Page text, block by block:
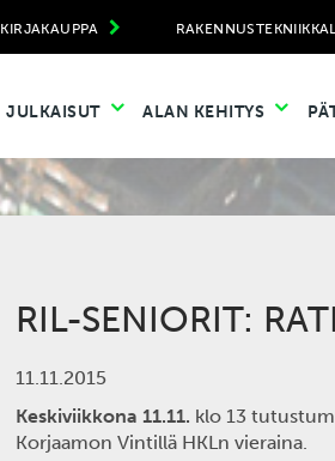
KIRJAKAUPPA
JULKAISUT ALAN KEHITYS
RIL-SENIORIT:
11.11.2015
Keskiviikkona 11.11. klo 13
Korjaamon Vintillä HKLn vieraina.